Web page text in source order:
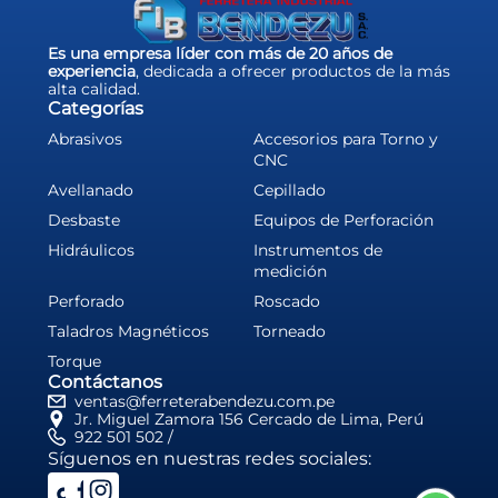
Es una empresa líder con más de 20 años de
experiencia, dedicada a ofrecer productos de la más
alta calidad.
Categorías
Abrasivos
Accesorios para Torno y
CNC
Avellanado
Cepillado
Desbaste
Equipos de Perforación
Hidráulicos
Instrumentos de
medición
Perforado
Roscado
Taladros Magnéticos
Torneado
Torque
Contáctanos
ventas@ferreterabendezu.com.pe
922 501 502 /
Jr. Miguel Zamora 156 Cercado de Lima, Perú
Síguenos en nuestras redes sociales: